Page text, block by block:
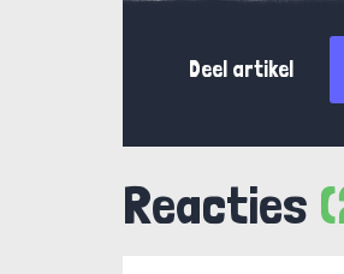
Deel artikel
Reacties